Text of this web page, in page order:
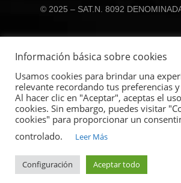
© 2025 – SAT.N. 8092
Copyright © 2017 – 2025 Satjacomar |
derechos reservados | Creado por
Información básica sobre cookies
Usamos cookies para brindar una
relevante recordando tus preferencias
Al hacer clic en "Aceptar", aceptas el
cookies. Sin embargo, puedes visitar
cookies" para proporcionar un
controlado.
Leer Más
Configuración Aceptar todo